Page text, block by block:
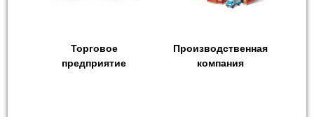
Торговое
предприятие
Производственная
компания